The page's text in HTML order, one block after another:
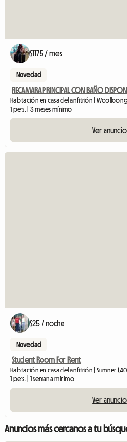
$1175 / mes
Novedad
RECAMARA PRINCIPAL CON BAÑO
Habitación en casa del anfitrión |
1 pers. | 3 meses mínimo
Ver anuncio
$25 / noche
Novedad
Student Room For Rent
Habitación en casa del anfitrión | Sumner
1 pers. | 1 semana mínimo
Ver anuncio
Anuncios más cercanos a tu